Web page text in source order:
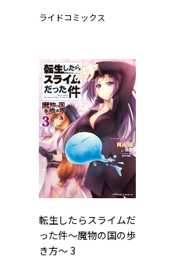
ライドコミックス
転生したらスライムだ
った件～魔物の国の歩
き方～ 3